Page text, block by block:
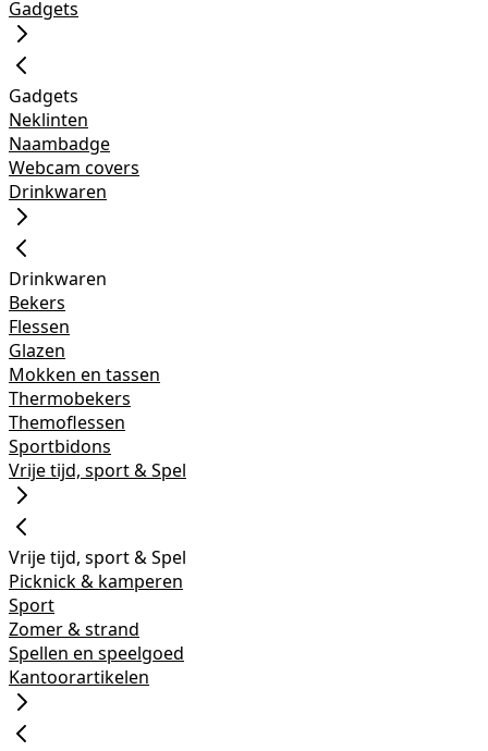
Gadgets
Gadgets
Neklinten
Naambadge
Webcam covers
Drinkwaren
Drinkwaren
Bekers
Flessen
Glazen
Mokken en tassen
Thermobekers
Themoflessen
Sportbidons
Vrije tijd, sport & Spel
Vrije tijd, sport & Spel
Picknick & kamperen
Sport
Zomer & strand
Spellen en speelgoed
Kantoorartikelen